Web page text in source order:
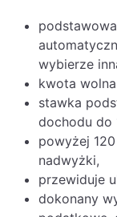
wybierze
kwota
stawka
dochodu do
powyżej
nadwyżki,
przewiduje
dokonany